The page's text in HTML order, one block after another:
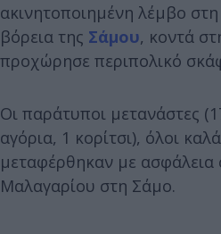
ακινητοποιημένη λέμβο
βόρεια της Σάμου, κοντά
προχώρησε περιπολικό
Οι παράτυποι μετανάστες
αγόρια, 1 κορίτσι), όλοι
μεταφέρθηκαν με ασφάλεια
Μαλαγαρίου στη Σάμο.